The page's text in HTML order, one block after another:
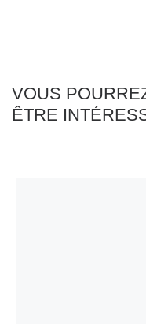
VOUS
ÊTRE